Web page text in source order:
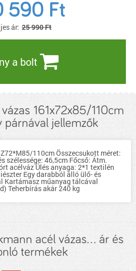
590 Ft
ár: 25 990 Ft
a bolt
161x72x85/110cm
párnával jellemzők
110cm Összecsukott méret:
szélessége: 46,5cm Főcső: Átm.
acélváz Ülés anyaga: 2*1 textilén
Egy darabból álló ülő- és
Kartámasz műanyag tálcával
Teherbírás akár 240 kg
acél vázas... ár és
termékek